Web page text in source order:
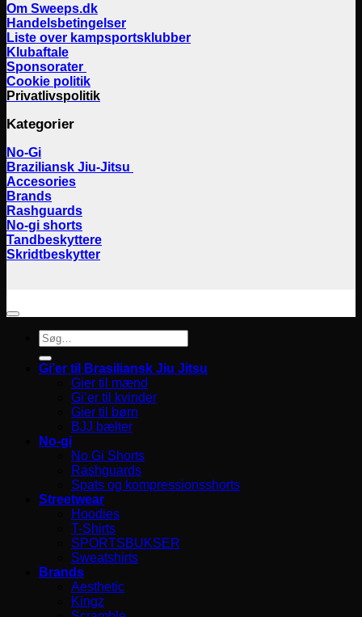
Om Sweeps.dk
Handelsbetingelser
Liste over kampsportsklubber
Klubaftale
Sponsorater
Cookie politik
Privatlivspolitik
Kategorier
No-Gi
Braziliansk Jiu-Jitsu
Accesories
Brands
Rashguards
No-gi shorts
Tandbeskyttere
Skridtbeskytter
Søg
efter:
Gi’er til Brasiliansk Jiu Jitsu
Gier til mænd
Gi’er til kvinder
Gier til børn
BJJ bælter
No-gi
No Gi Shorts
Rashguards
Spats og kompressionsshorts
Streetwear
Hoodies
T-Shirts
SPORTSBUKSER
Sweatshirts
Brands
Aesthetic
Kingz